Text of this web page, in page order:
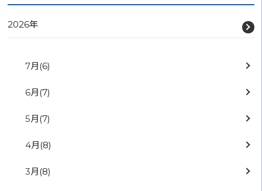
2026年
7月 (6)
6月 (7)
5月 (7)
4月 (8)
3月 (8)